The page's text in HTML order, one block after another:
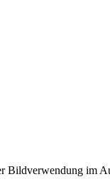
Bildverwendung im